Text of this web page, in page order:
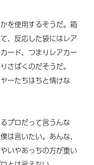
を使用するそうだ。箱
、反応した袋にはレア
ード、つまりレアカー
さばくのだそうだ。
ーたちはちと情けな
プロだって言うんな
は言いたい。あんな、
いやあっちの方が重い